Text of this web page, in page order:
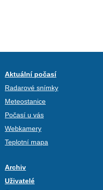
Aktuální počasí
Radarové snímky
Meteostanice
Počasí u vás
Webkamery
Teplotní mapa
Archiv
Uživatelé